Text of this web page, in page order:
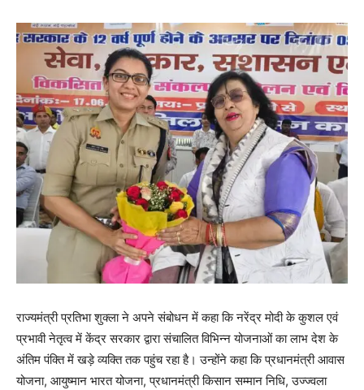
राज्यमंत्री प्रतिभा शुक्ला ने अपने संबोधन में कहा कि नरेंद्र मोदी के कुशल एवं
प्रभावी नेतृत्व में केंद्र सरकार द्वारा संचालित विभिन्न योजनाओं का लाभ देश के
अंतिम पंक्ति में खड़े व्यक्ति तक पहुंच रहा है। उन्होंने कहा कि प्रधानमंत्री आवास
योजना, आयुष्मान भारत योजना, प्रधानमंत्री किसान सम्मान निधि, उज्ज्वला